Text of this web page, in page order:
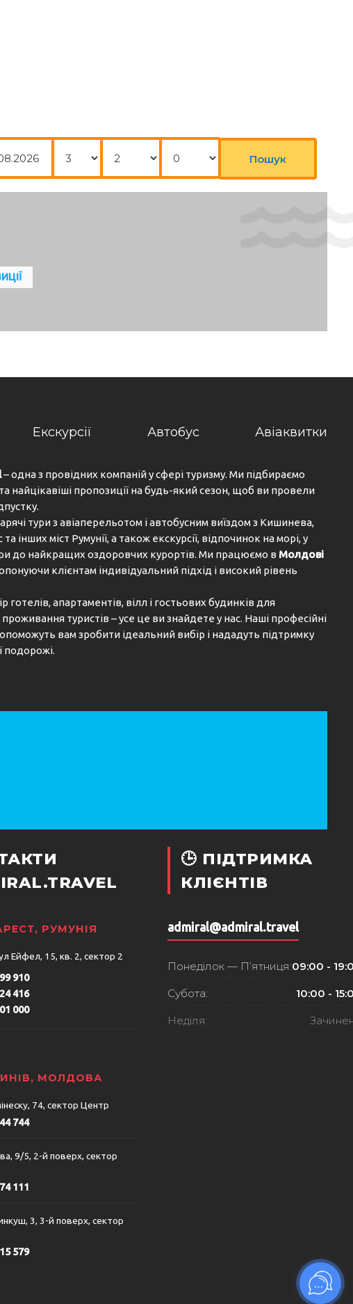
Пошук
Екскурсії Автобус Авіаквитки
– одна з провідних компаній у сфері туризму. Ми підбираємо
найцікавіші пропозиції на будь-який сезон, щоб ви провели
тури з авіаперельотом і автобусним виїздом з Кишинева,
та інших міст Румунії, а також екскурсії, відпочинок на морі, у
до найкращих оздоровчих курортів. Ми працюємо в Молдові
клієнтам індивідуальний підхід і високий рівень
готелів, апартаментів, вілл і гостьових будинків для
туристів – усе це ви знайдете у нас. Наші професійні
вам зробити ідеальний вибір і нададуть підтримку
подорожі.
РУМУНІЯ
Ейфел, 15, кв. 2, сектор 2
910
416
000
МОЛДОВА
74, сектор Центр
744
9/5, 2-й поверх, сектор
111
3, 3-й поверх, сектор
579
🕒 ПІДТРИМКА
КЛІЄНТІВ
admiral@admiral.travel
Понеділок — П’ятниця:09:00 -
Субота: 10:00 -
Неділя: